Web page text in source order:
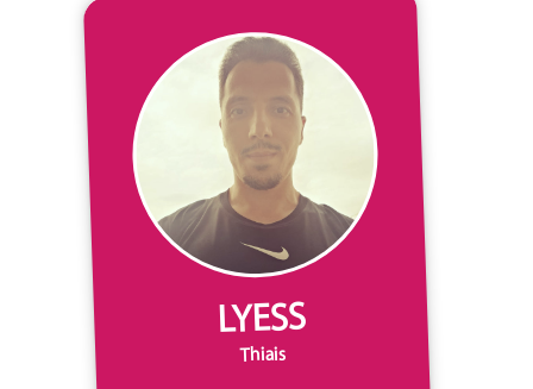
LYESS
Thiais